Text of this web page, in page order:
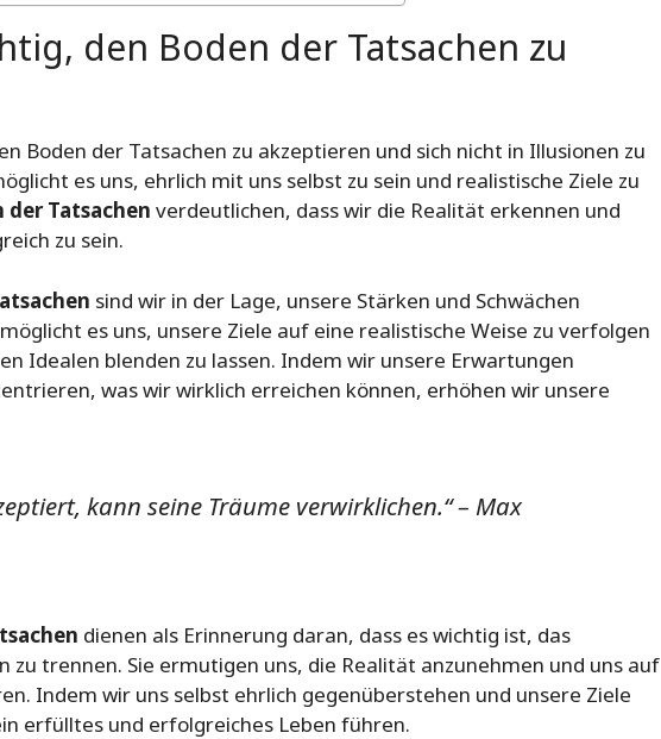
den Boden der Tatsachen zu
Boden der Tatsachen zu akzeptieren und sich nicht in Illusionen zu
es uns, ehrlich mit uns selbst zu sein und realistische Ziele zu
der Tatsachen verdeutlichen, dass wir die Realität erkennen und
zu sein.
sind wir in der Lage, unsere Stärken und Schwächen
es uns, unsere Ziele auf eine realistische Weise zu verfolgen
Idealen blenden zu lassen. Indem wir unsere Erwartungen
was wir wirklich erreichen können, erhöhen wir unsere
kann seine Träume verwirklichen.“ – Max
dienen als Erinnerung daran, dass es wichtig ist, das
zu trennen. Sie ermutigen uns, die Realität anzunehmen und uns auf
Indem wir uns selbst ehrlich gegenüberstehen und unsere Ziele
erfülltes und erfolgreiches Leben führen.